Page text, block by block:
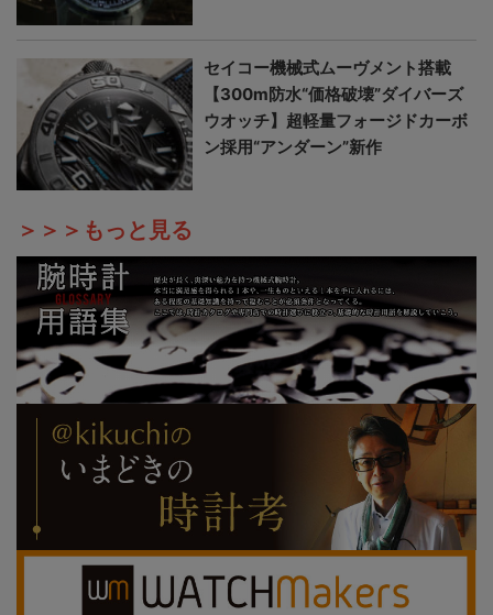
セイコー機械式ムーヴメント搭載
【300m防水“価格破壊”ダイバーズ
ウオッチ】超軽量フォージドカーボ
ン採用“アンダーン”新作
＞＞＞もっと見る